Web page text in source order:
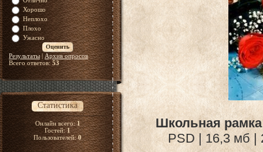
Хорошо
Неплохо
Плохо
Ужасно
Результаты| Архив опросов
Всего ответов:53
Статистика
Онлайн всего:1
Гостей:1
Пользователей:0
Школьная
PSD | 16,3 мб |